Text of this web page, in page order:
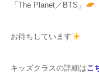
「The Planet／BTS」
お待ちしています
キッズクラスの詳細はこ